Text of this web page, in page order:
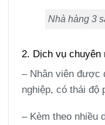
Nhà hàng 3
2. Dịch vụ chuyên
– Nhân viên được
nghiệp, có thái độ
– Kèm theo nhiều